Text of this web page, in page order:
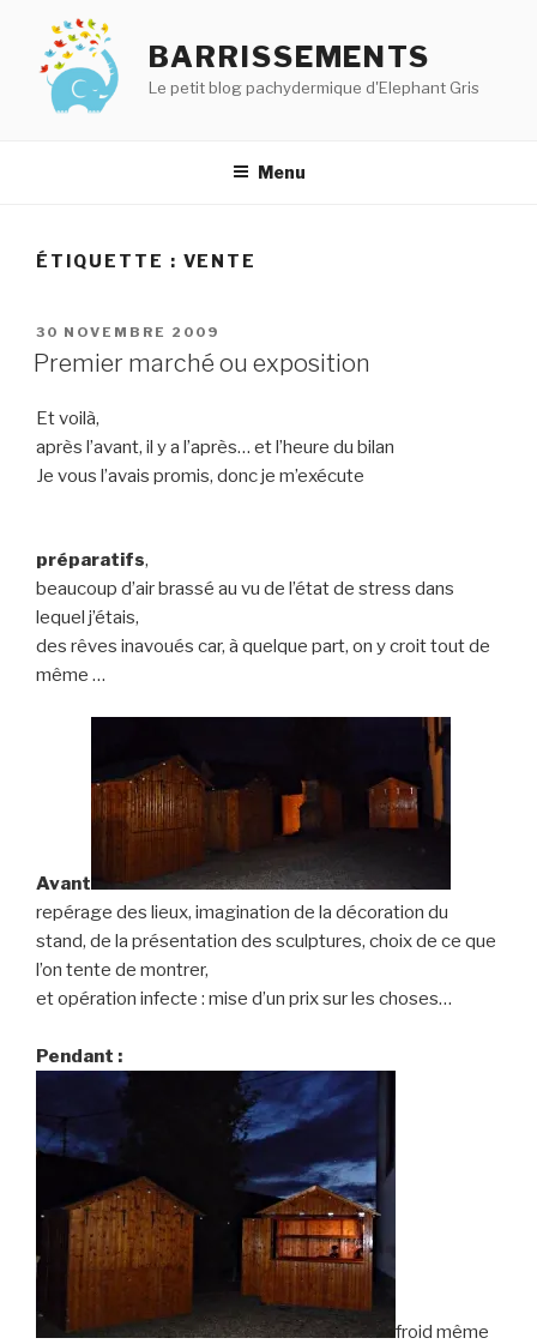
contenu
principal
BARRISSEMENTS
Le petit blog pachydermique d'Elephant Gris
Menu
ÉTIQUETTE : VENTE
PUBLIÉ
LE
30 NOVEMBRE 2009
Premier marché ou exposition
Et voilà,
après l’avant, il y a l’après… et l’heure du bilan
Je vous l’avais promis, donc je m’exécute
préparatifs,
beaucoup d’air brassé au vu de l’état de stress dans
lequel j’étais,
des rêves inavoués car, à quelque part, on y croit tout de
même …
Avant
repérage des lieux, imagination de la décoration du
stand, de la présentation des sculptures, choix de ce que
l’on tente de montrer,
et opération infecte : mise d’un prix sur les choses…
Pendant :
froid même